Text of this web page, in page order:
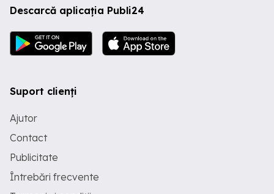
Descarcă aplicația Publi24
Suport clienți
Ajutor
Contact
Publicitate
Întrebări frecvente